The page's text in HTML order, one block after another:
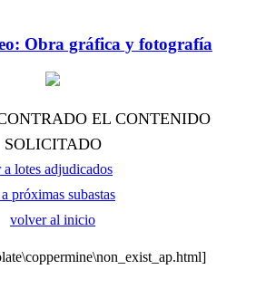
Obra gráfica y fotografía
EL CONTENIDO
SOLICITADO
a lotes adjudicados
próximas subastas
volver al inicio